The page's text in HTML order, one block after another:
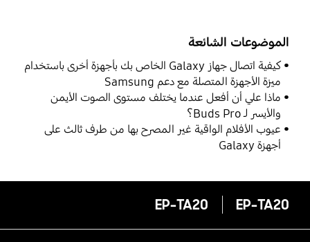
الموضوعات الشائعة
كيفية اتصال جهاز Galaxy الخاص بك بأجهزة أخرى باستخدام
ميزة الأجهزة المتصلة مع دعم Samsung
ماذا علي أن أفعل عندما يختلف مستوى الصوت الأيمن
والأيسر لـ Buds Pro؟
عيوب الأفلام الواقية غير المصرح بها من طرف ثالث على
أجهزة Galaxy
EP-TA20
EP-TA20